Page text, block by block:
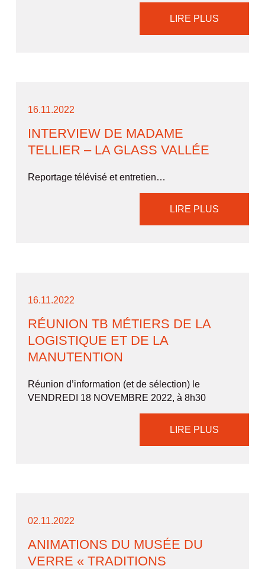
LIRE PLUS
16.11.2022
INTERVIEW DE MADAME
TELLIER – LA GLASS VALLÉE
Reportage télévisé et entretien…
LIRE PLUS
16.11.2022
RÉUNION TB MÉTIERS DE LA
LOGISTIQUE ET DE LA
MANUTENTION
Réunion d’information (et de sélection) le
VENDREDI 18 NOVEMBRE 2022, à 8h30
LIRE PLUS
02.11.2022
ANIMATIONS DU MUSÉE DU
VERRE « TRADITIONS